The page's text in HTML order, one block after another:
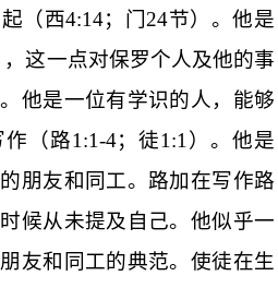
（西4:14；门24节）。他是
，这一点对保罗个人及他的事
他是一位有学识的人，能够
作（路1:1-4；徒1:1 ）。他是
朋友和同工。路加在写作路
候从未提及自己。他似乎一
友和同工的典范。使徒在生